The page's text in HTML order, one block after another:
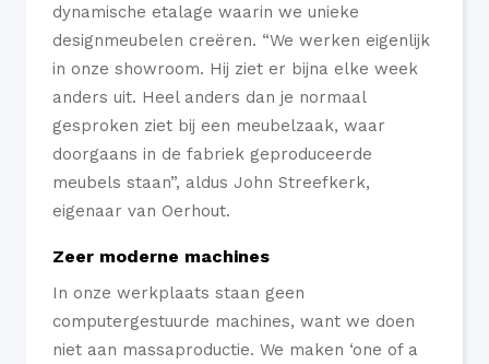
dynamische etalage waarin we unieke
designmeubelen creëren. “We werken eigenlijk
in onze showroom. Hij ziet er bijna elke week
anders uit. Heel anders dan je normaal
gesproken ziet bij een meubelzaak, waar
doorgaans in de fabriek geproduceerde
meubels staan”, aldus John Streefkerk,
eigenaar van Oerhout.
Zeer moderne machines
In onze werkplaats staan geen
computergestuurde machines, want we doen
niet aan massaproductie. We maken ‘one of a